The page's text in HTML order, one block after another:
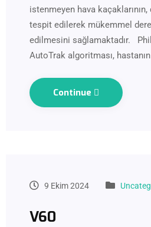
istenmeyen hava
tespit edilerek mükemmel
edilmesini sağlamaktadır.
AutoTrak algoritması,
Continue
9 Ekim 2024
V60